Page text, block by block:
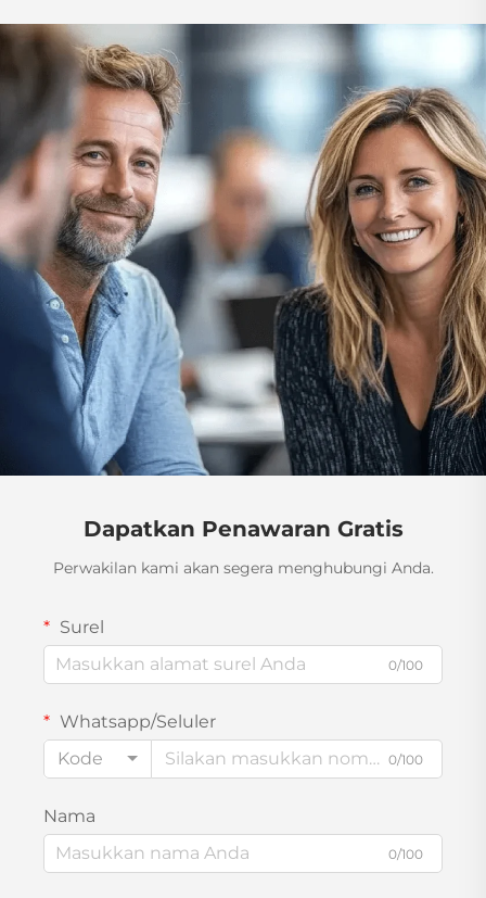
Dapatkan Penawaran Gratis
Perwakilan kami akan segera menghubungi Anda.
Surel
0/100
Whatsapp/Seluler
Kode
0/100
Nama
0/100